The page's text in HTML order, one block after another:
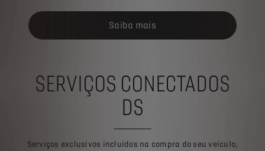
Saiba mais
SERVIÇOS CONECTADOS
DS
Serviços exclusivos incluídos na compra do seu veículo,